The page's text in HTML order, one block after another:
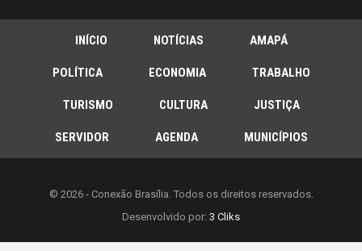
INÍCIO NOTÍCIAS AMAPÁ
POLÍTICA ECONOMIA TRABALHO
TURISMO CULTURA JUSTIÇA
SERVIDOR AGENDA MUNICÍPIOS
© 2026 - Conexão Brasília. Todos os direitos reservados.
Desenvolvido por: 3 Cliks